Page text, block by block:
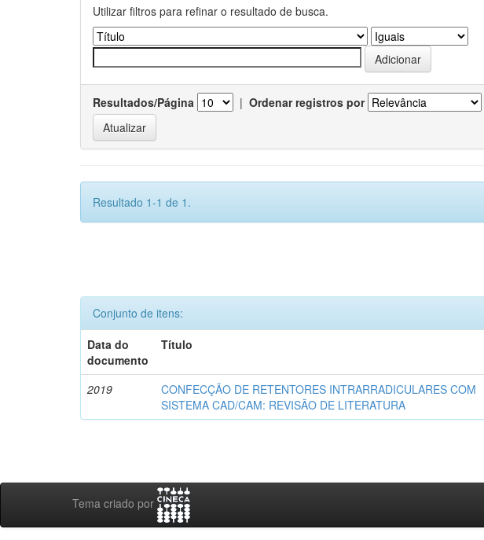
Utilizar filtros para refinar o resultado de busca.
Resultados/Página | Ordenar registros por
Resultado 1-1 de 1.
Conjunto de itens:
Data do
documento
Título
2019
CONFECÇÃO DE RETENTORES INTRARRADICULARES COM
SISTEMA CAD/CAM: REVISÃO DE LITERATURA
Tema criado por